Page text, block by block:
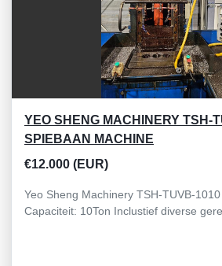
YEO SHENG MACHINERY TSH-
SPIEBAAN MACHINE
€12.000 (EUR)
Yeo Sheng Machinery TSH-TUVB-
Capaciteit: 10Ton Inclustief diverse